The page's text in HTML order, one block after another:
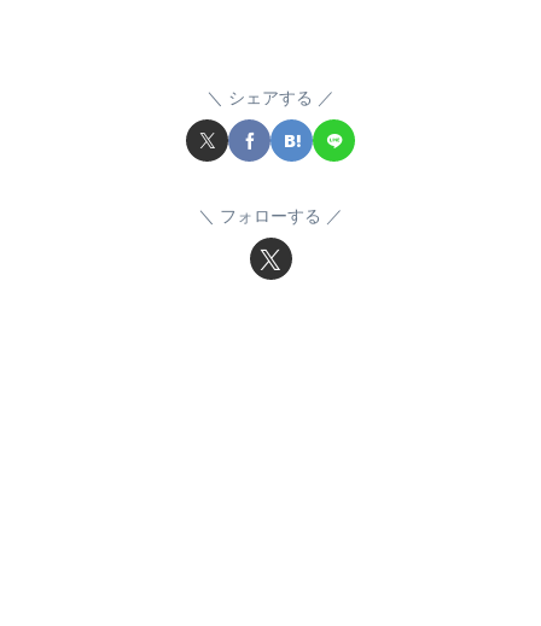
シェアする
フォローする